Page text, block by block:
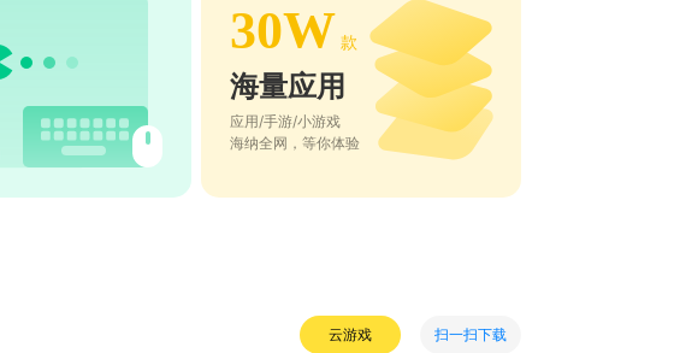
30W 款
海量应用
应用/手游/小游戏
海纳全网，等你体验
云游戏 扫一扫下载